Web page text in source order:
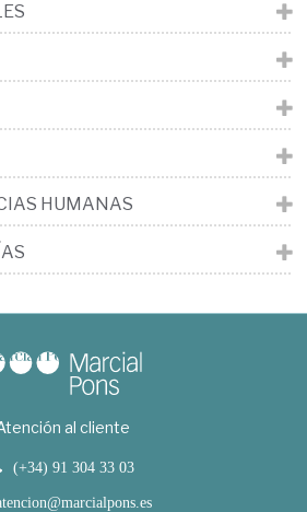
HUMANAS
al cliente
(+34) 91 304 33 03